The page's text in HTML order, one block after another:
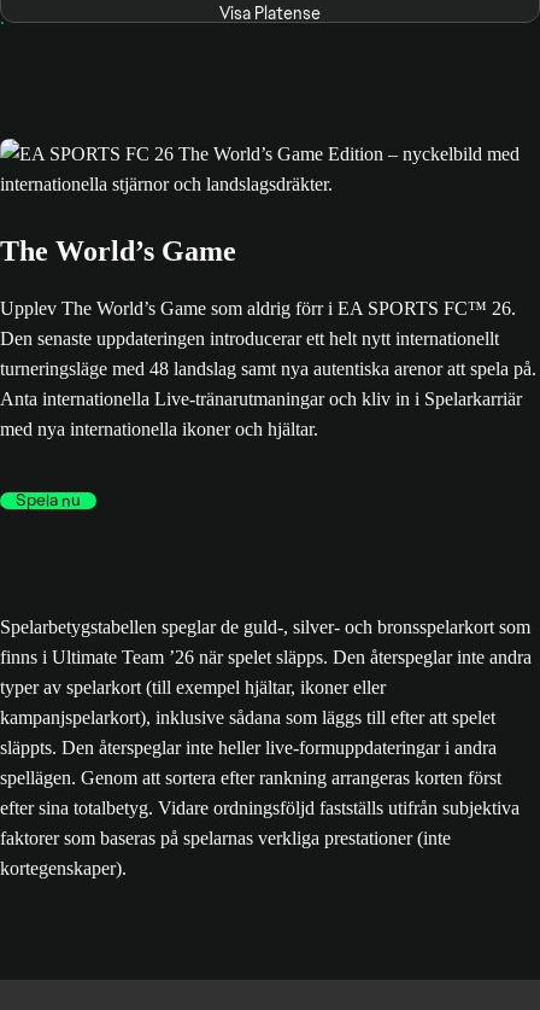
Visa Platense
The World’s Game
Upplev The World’s Game som aldrig förr i EA SPORTS FC™ 26.
Den senaste uppdateringen introducerar ett helt nytt internationellt
turneringsläge med 48 landslag samt nya autentiska arenor att spela på.
Anta internationella Live-tränarutmaningar och kliv in i Spelarkarriär
med nya internationella ikoner och hjältar.
Spela nu
Spelarbetygstabellen speglar de guld-, silver- och bronsspelarkort som
finns i Ultimate Team ’26 när spelet släpps. Den återspeglar inte andra
typer av spelarkort (till exempel hjältar, ikoner eller
kampanjspelarkort), inklusive sådana som läggs till efter att spelet
släppts. Den återspeglar inte heller live-formuppdateringar i andra
spellägen. Genom att sortera efter rankning arrangeras korten först
efter sina totalbetyg. Vidare ordningsföljd fastställs utifrån subjektiva
faktorer som baseras på spelarnas verkliga prestationer (inte
kortegenskaper).